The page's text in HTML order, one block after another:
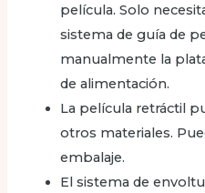
película. Solo
sistema de guía de
manualmente la
de alimentación.
La película retráctil
otros materiales.
embalaje.
El sistema de